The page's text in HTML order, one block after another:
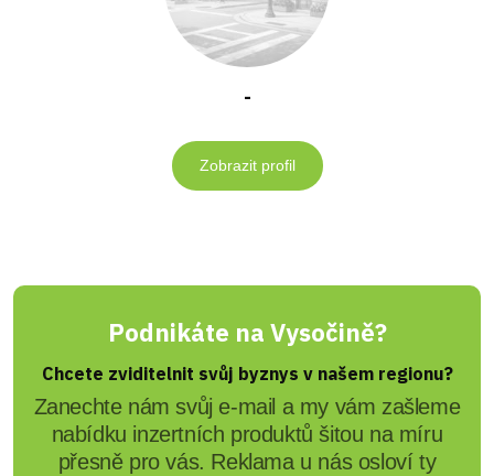
-
Zobrazit profil
Podnikáte na Vysočině?
Chcete zviditelnit svůj byznys v našem regionu?
Zanechte nám svůj e-mail a my vám zašleme
nabídku inzertních produktů šitou na míru
přesně pro vás. Reklama u nás osloví ty